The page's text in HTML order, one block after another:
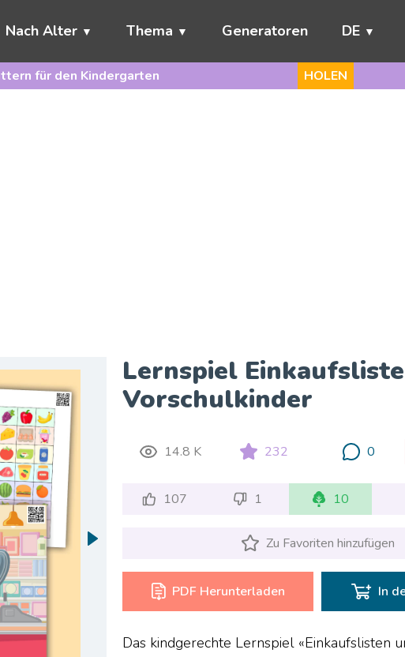
Nach Alter Thema Generatoren DE
für den Kindergarten HOLEN
Lernspiel
Vorschulkinder
14.8 K 232 0
107 1 10
Zu Favoriten hinzufügen
PDF Herunterladen In
Das kindgerechte Lernspiel «Einkaufslisten